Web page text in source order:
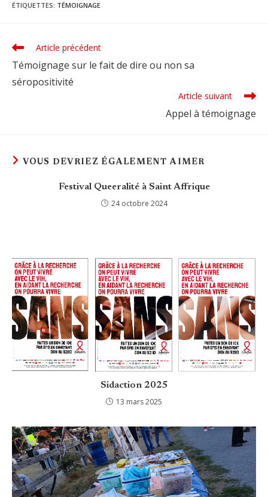
ÉTIQUETTES: TÉMOIGNAGE
Read
articles
Article précédent
Témoignage sur le fait de dire ou non sa
séropositivité
Article suivant
Appel à témoignage
VOUS DEVRIEZ ÉGALEMENT AIMER
Festival Queeralité à Saint Affrique
24 octobre 2024
Sidaction 2025
13 mars 2025